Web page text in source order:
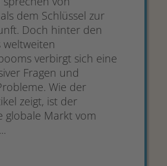
dem Schlüssel zur
Doch hinter den
weltweiten
verbirgt sich eine
Fragen und
Wie der
zeigt, ist der
globale Markt vom